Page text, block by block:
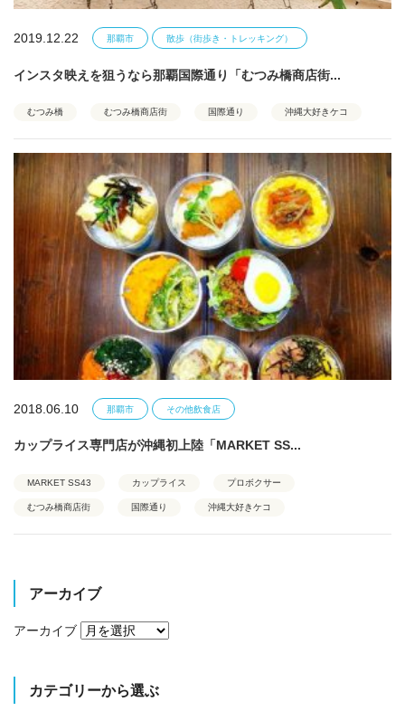
2019.12.22 那覇市 散歩（街歩き・トレッキング）
インスタ映えを狙うなら那覇国際通り「むつみ橋商店街...
むつみ橋 むつみ橋商店街 国際通り 沖縄大好きケコ
2018.06.10 那覇市 その他飲食店
カップライス専門店が沖縄初上陸「MARKET SS...
MARKET SS43 カップライス プロボクサー
むつみ橋商店街 国際通り 沖縄大好きケコ
アーカイブ
アーカイブ
カテゴリーから選ぶ